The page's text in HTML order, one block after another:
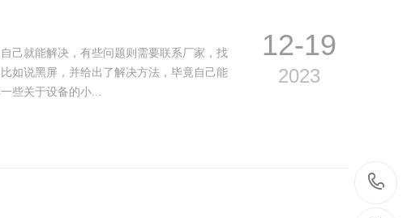
就能解决，有些问题则需要联系厂家，找
如说黑屏，并给出了解决方法，毕竟自己能
些关于设备的小...
12-19
2023